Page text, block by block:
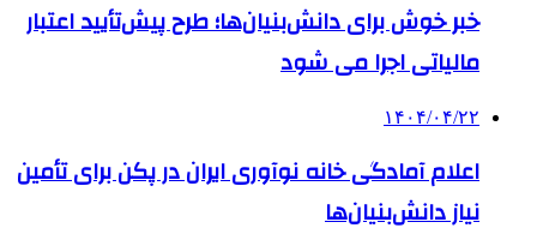
خبر خوش برای دانش‌بنیان‌ها؛ طرح پیش‌تأیید اعتبار
مالیاتی اجرا می شود
۱۴۰۴/۰۴/۲۲
اعلام آمادگی خانه نوآوری ایران در پکن برای تأمین
نیاز دانش‌بنیان‌ها